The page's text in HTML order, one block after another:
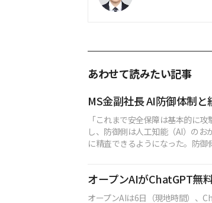
あわせて読みたい記事
MS金副社長 AI防御体制と
「これまで安全保障は基本的に
し、防御側は人工知能（AI）の
に精査できるようになった。防御
オープンAIがChatGPT無
オープンAIは6日（現地時間）、